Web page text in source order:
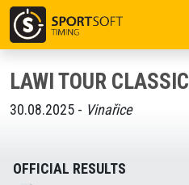
LAWI TOUR CLASSIC
30.08.2025 - Vinařice
OFFICIAL RESULTS